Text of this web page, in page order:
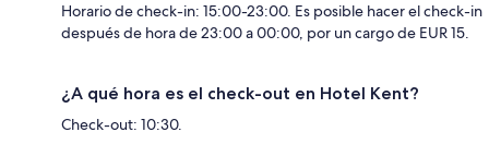
Horario de check-in: 15:00-23:00. Es posible hacer el check-in
después de hora de 23:00 a 00:00, por un cargo de EUR 15.
¿A qué hora es el check-out en Hotel Kent?
Check-out: 10:30.